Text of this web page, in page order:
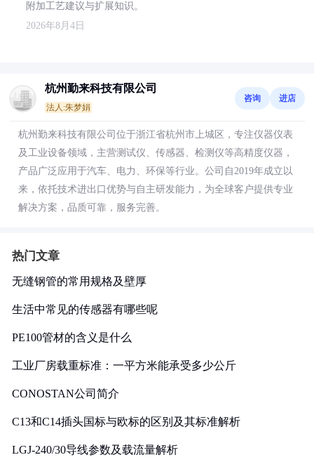
附加工艺建议与扩展知识。
2026年8月4日
杭州勤来科技有限公司
法人:朱梦娟
咨询 进店
杭州勤来科技有限公司位于浙江省杭州市上城区，专注仪器仪表
及工业设备领域，主营测试仪、传感器、检测仪等高精度仪器，
产品广泛应用于汽车、电力、环保等行业。公司自2019年成立以
来，依托技术进出口优势与自主研发能力，为全球客户提供专业
解决方案，品质可靠，服务完善。
热门文章
无缝钢管的常用规格及壁厚
生活中常见的传感器有哪些呢
PE100管材的含义是什么
工业厂房载重标准：一平方米能承受多少公斤
CONOSTAN公司简介
C13和C14插头国标与欧标的区别及其标准解析
LGJ-240/30导线参数及载流量解析